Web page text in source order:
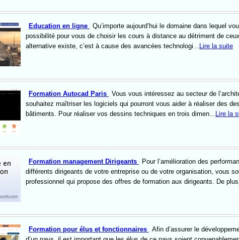
Education en ligne
Qu’importe aujourd’hui le domaine dans lequel
possibilité pour vous de choisir les cours à distance au détriment de
alternative existe, c’est à cause des avancées technologi... Lire la suite
Formation Autocad Paris
Vous vous intéressez au secteur de
souhaitez maîtriser les logiciels qui pourront vous aider à réaliser des
bâtiments. Pour réaliser vos dessins techniques en trois dimen... Lire la
Formation management Dirigeants
Pour l’amélioration des
différents dirigeants de votre entreprise ou de votre organisation, vous
professionnel qui propose des offres de formation aux dirigeants. De
Formation pour élus et fonctionnaires
Afin d’assurer le